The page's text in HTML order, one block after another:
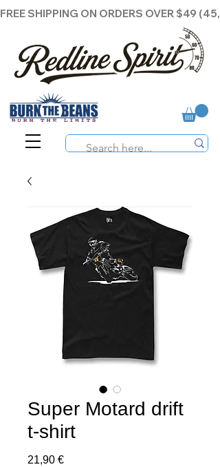
FREE SHIPPING ON ORDERS OVER $49
Super Motard drift
t-shirt
21,90 €Preis